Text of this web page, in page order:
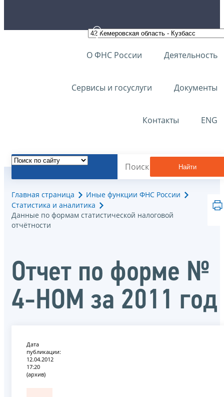
О ФНС России Деятельность
Сервисы и госуслуги Документы
Контакты ENG
Найти
Главная страница
Иные функции ФНС России
Статистика и аналитика
Данные по формам статистической налоговой
отчётности
Отчет по форме №
4-НОМ за 2011 год
Дата
публикации:
12.04.2012
17:20
(архив)